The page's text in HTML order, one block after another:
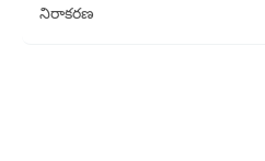
https://www.ncbi.nlm.nih.gov/
నిరాకరణ